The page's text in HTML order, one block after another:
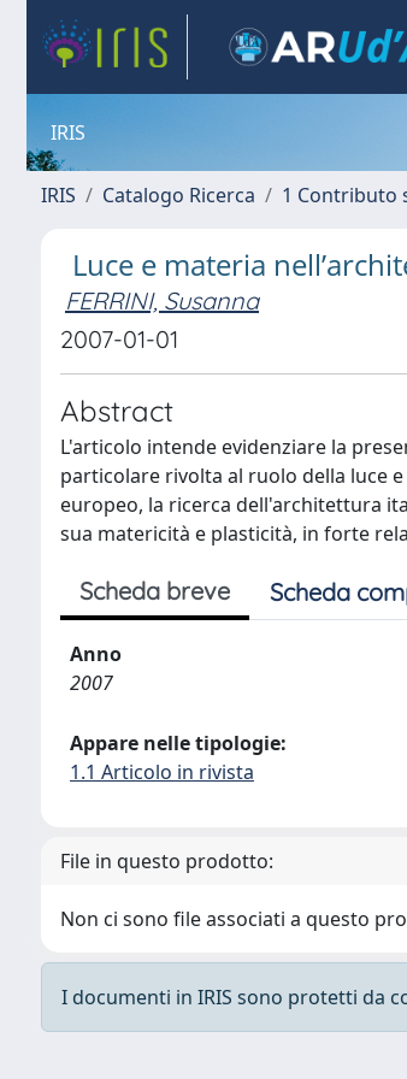
IRIS
IRIS Catalogo Ricerca 1 Contributo
Luce e materia
FERRINI, Susanna
2007-01-01
Abstract
L'articolo intende evidenziare la
particolare rivolta al ruolo della luce
europeo, la ricerca dell'architettura
sua matericità e plasticità, in forte
Scheda breve Scheda
Anno
2007
Appare nelle tipologie:
1.1 Articolo in rivista
File in questo prodotto:
Non ci sono file associati a questo
I documenti in IRIS sono protetti da